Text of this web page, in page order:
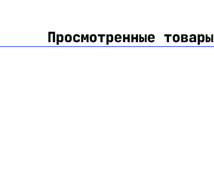
Просмотренные товары